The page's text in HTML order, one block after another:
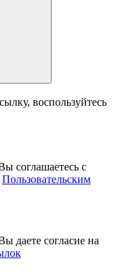
воспользуйтесь
соглашаетесь с
Пользовательским
даете согласие на